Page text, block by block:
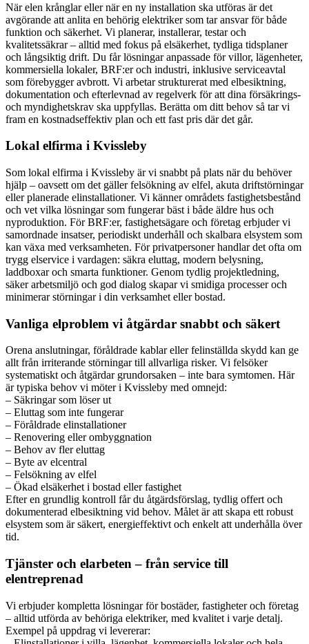
När elen krånglar eller när en ny installation ska utföras är det
avgörande att anlita en behörig elektriker som tar ansvar för både
funktion och säkerhet. Vi planerar, installerar, testar och
kvalitetssäkrar – alltid med fokus på elsäkerhet, tydliga tidsplaner
och långsiktig drift. Du får lösningar anpassade för villor, lägenheter,
kommersiella lokaler, BRF:er och industri, inklusive serviceavtal
som förebygger avbrott. Vi arbetar strukturerat med elbesiktning,
dokumentation och efterlevnad av regelverk för att dina försäkrings-
och myndighetskrav ska uppfyllas. Berätta om ditt behov så tar vi
fram en kostnadseffektiv plan och ett fast pris där det går.
Lokal elfirma i Kvissleby
Som lokal elfirma i Kvissleby är vi snabbt på plats när du behöver
hjälp – oavsett om det gäller felsökning av elfel, akuta driftstörningar
eller planerade elinstallationer. Vi känner områdets fastighetsbestånd
och vet vilka lösningar som fungerar bäst i både äldre hus och
nyproduktion. För BRF:er, fastighetsägare och företag erbjuder vi
samordnade insatser, periodiskt underhåll och skalbara elsystem som
kan växa med verksamheten. För privatpersoner handlar det ofta om
trygg elservice i vardagen: säkra eluttag, modern belysning,
laddboxar och smarta funktioner. Genom tydlig projektledning,
säker arbetsmiljö och god dialog skapar vi smidiga processer och
minimerar störningar i din verksamhet eller bostad.
Vanliga elproblem vi åtgärdar snabbt och säkert
Orena anslutningar, föråldrade kablar eller felinställda skydd kan ge
allt från irriterande störningar till allvarliga risker. Vi felsöker
systematiskt och åtgärdar grundorsaken – inte bara symtomen. Här
är typiska behov vi möter i Kvissleby med omnejd:
– Säkringar som löser ut
– Eluttag som inte fungerar
– Föråldrade elinstallationer
– Renovering eller ombyggnation
– Behov av fler eluttag
– Byte av elcentral
– Felsökning av elfel
– Ökad elsäkerhet i bostad eller fastighet
Efter en grundlig kontroll får du åtgärdsförslag, tydlig offert och
dokumenterad elbesiktning vid behov. Målet är att skapa ett robust
elsystem som är säkert, energieffektivt och enkelt att underhålla över
tid.
Tjänster och elarbeten – från service till
elentreprenad
Vi erbjuder kompletta lösningar för bostäder, fastigheter och företag
– alltid utförda av behöriga elektriker, med kvalitet i varje detalj.
Exempel på uppdrag vi levererar: